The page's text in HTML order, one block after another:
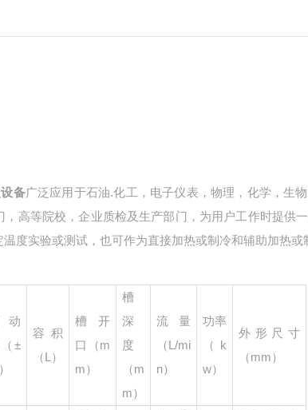
备广泛应用于石油.化工，电子仪表，物理，化学，生
高等院校，企业质检及生产部门，为用户工作时提供
度实验或测试，也可作为直接加热或制冷和辅助加热或
动
±
容积
（L）
槽开
口（m
m）
槽
深
度
（m
m）
流量
（L/mi
n）
功率
（ k
w）
外形尺寸
（mm）